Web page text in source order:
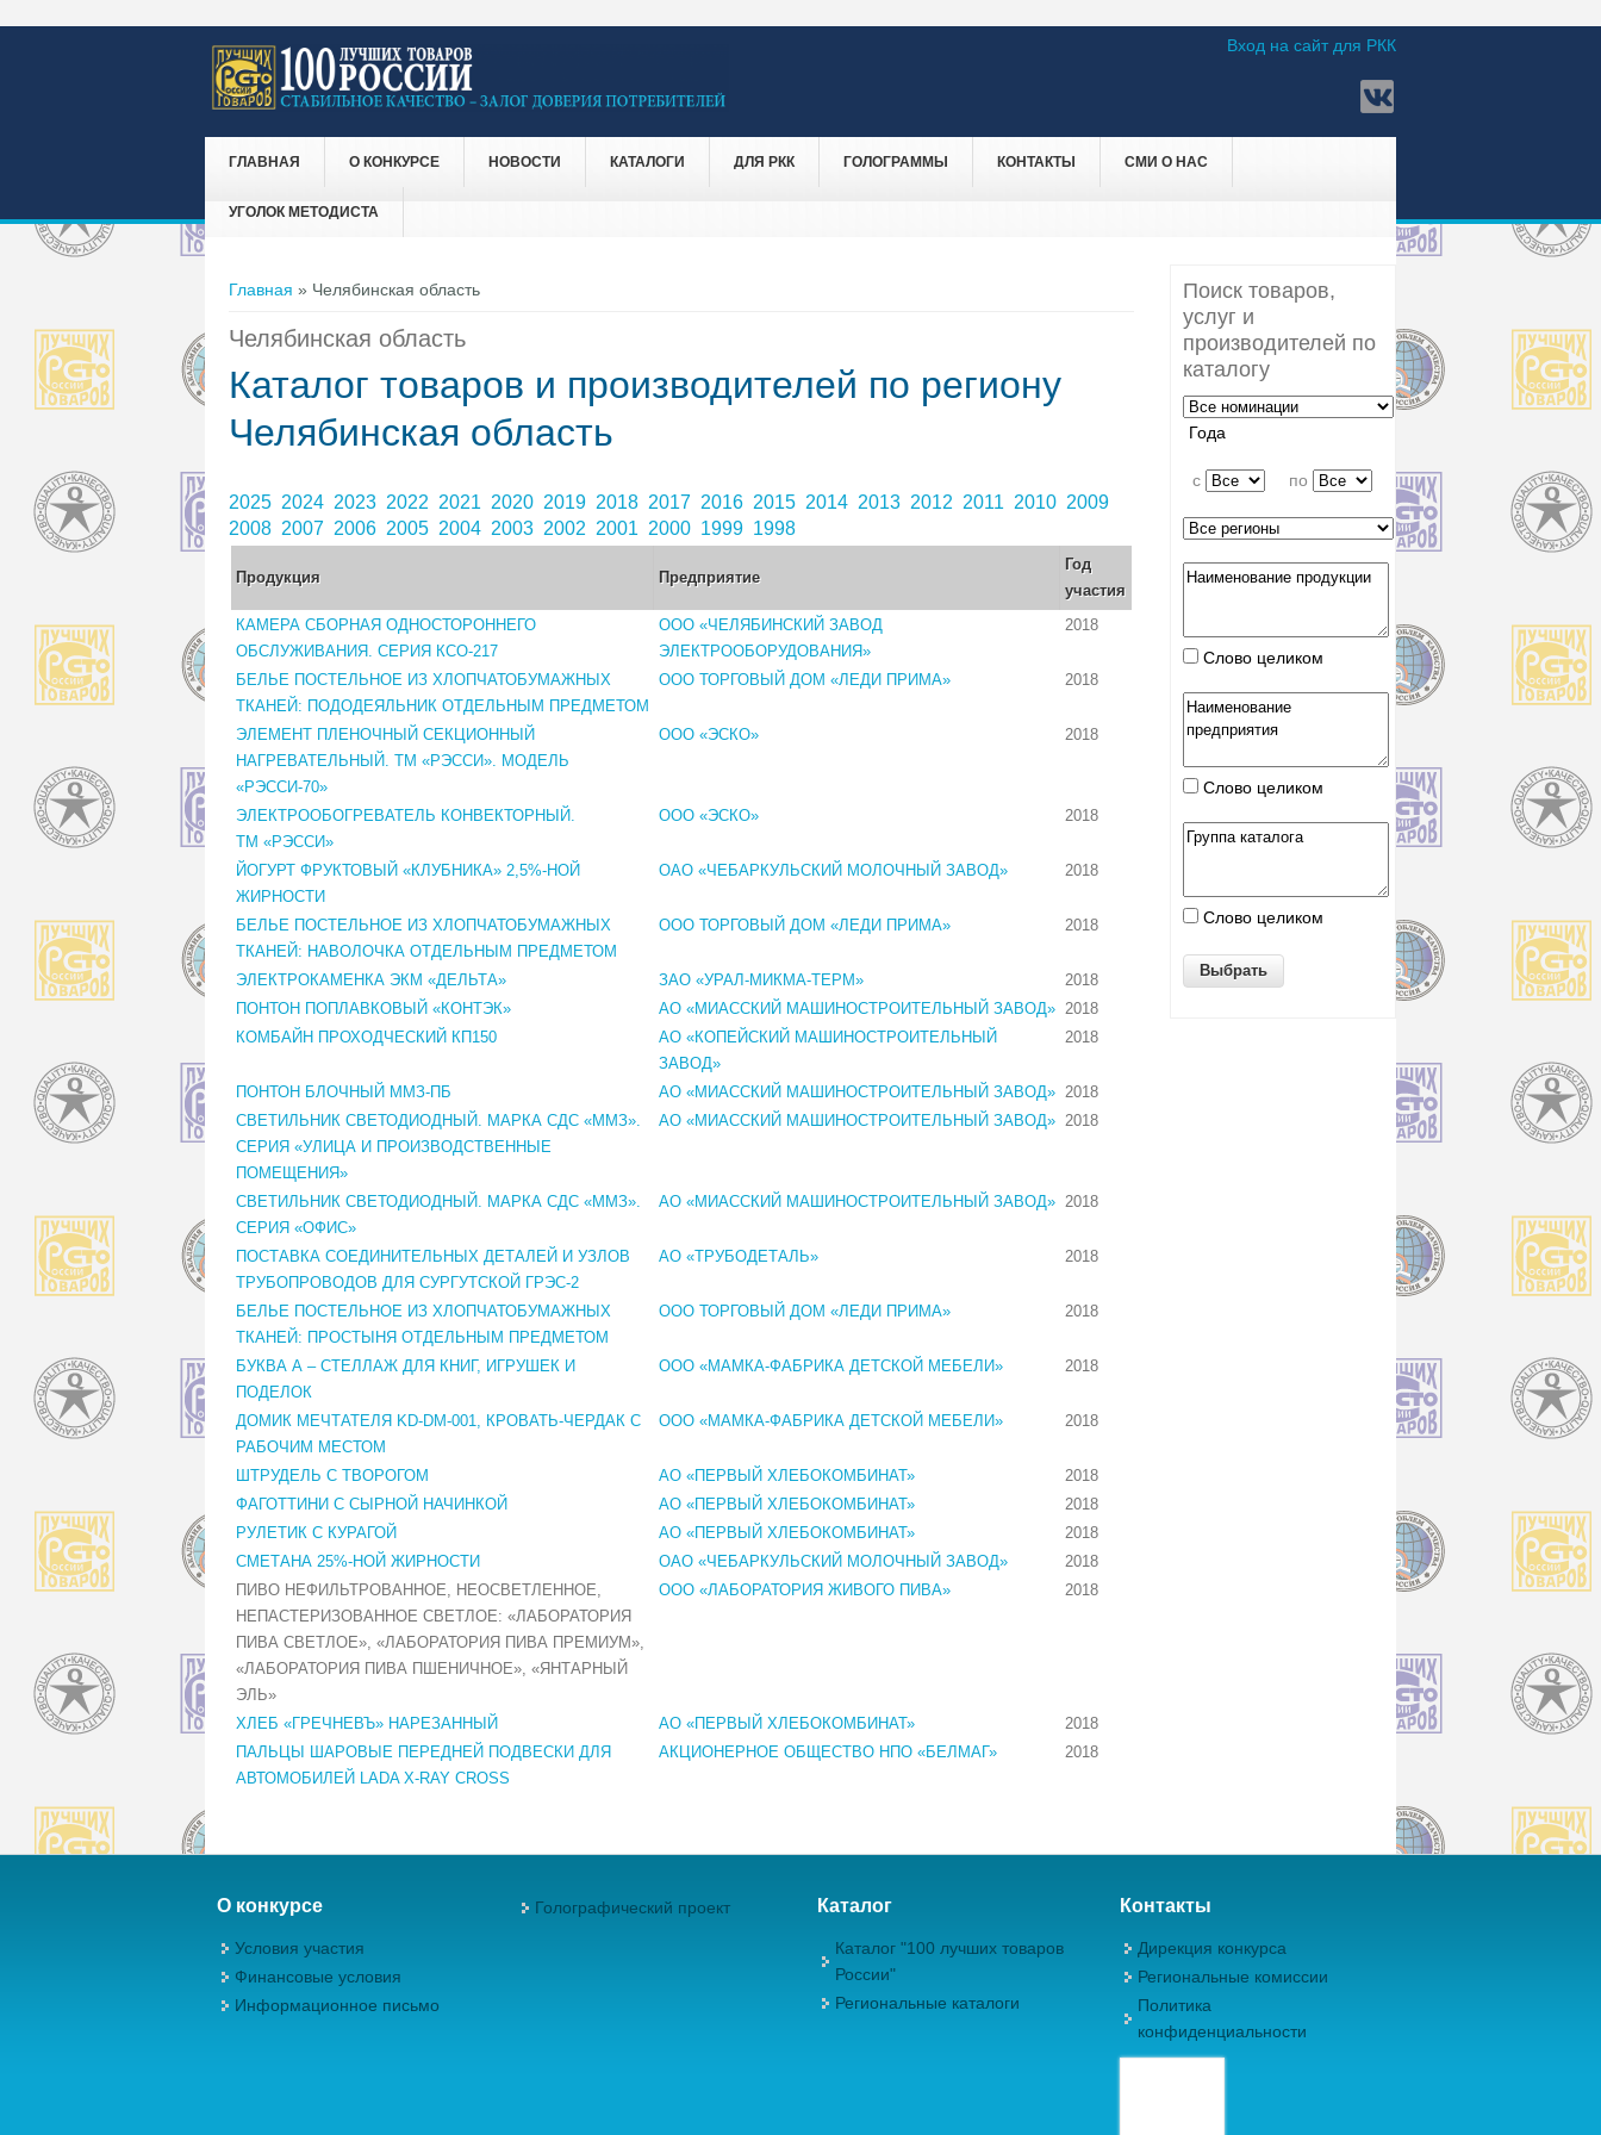
Вход на сайт для РКК
ГЛАВНАЯ О КОНКУРСЕ НОВОСТИ КАТАЛОГИ ДЛЯ РКК ГОЛОГРАММЫ КОНТАКТЫ СМИ О НАС
УГОЛОК МЕТОДИСТА
Вы здесь
Главная » Челябинская область
Челябинская область
Каталог товаров и производителей по региону
Челябинская область
2025 2024 2023 2022 2021 2020 2019 2018 2017 2016 2015 2014 2013 2012 2011 2010 2009
2008 2007 2006 2005 2004 2003 2002 2001 2000 1999 1998
Продукция Предприятие
Год
участия
КАМЕРА СБОРНАЯ ОДНОСТОРОННЕГО
ОБСЛУЖИВАНИЯ. СЕРИЯ КСО-217
ООО «ЧЕЛЯБИНСКИЙ ЗАВОД
ЭЛЕКТРООБОРУДОВАНИЯ»
2018
БЕЛЬЕ ПОСТЕЛЬНОЕ ИЗ ХЛОПЧАТОБУМАЖНЫХ
ТКАНЕЙ: ПОДОДЕЯЛЬНИК ОТДЕЛЬНЫМ ПРЕДМЕТОМ
OOO ТОРГОВЫЙ ДОМ «ЛЕДИ ПРИМА» 2018
ЭЛЕМЕНТ ПЛЕНОЧНЫЙ СЕКЦИОННЫЙ
НАГРЕВАТЕЛЬНЫЙ. ТМ «РЭССИ». МОДЕЛЬ
«РЭССИ-70»
ООО «ЭСКО» 2018
ЭЛЕКТРООБОГРЕВАТЕЛЬ КОНВЕКТОРНЫЙ.
ТМ «РЭССИ»
ООО «ЭСКО» 2018
ЙОГУРТ ФРУКТОВЫЙ «КЛУБНИКА» 2,5%-НОЙ
ЖИРНОСТИ
ОАО «ЧЕБАРКУЛЬСКИЙ МОЛОЧНЫЙ ЗАВОД» 2018
БЕЛЬЕ ПОСТЕЛЬНОЕ ИЗ ХЛОПЧАТОБУМАЖНЫХ
ТКАНЕЙ: НАВОЛОЧКА ОТДЕЛЬНЫМ ПРЕДМЕТОМ
OOO ТОРГОВЫЙ ДОМ «ЛЕДИ ПРИМА» 2018
ЭЛЕКТРОКАМЕНКА ЭКМ «ДЕЛЬТА» ЗАО «УРАЛ-МИКМА-ТЕРМ»
2018
ПОНТОН ПОПЛАВКОВЫЙ «КОНТЭК»
АО «МИАССКИЙ МАШИНОСТРОИТЕЛЬНЫЙ ЗАВОД» 2018
КОМБАЙН ПРОХОДЧЕСКИЙ КП150
АО «КОПЕЙСКИЙ МАШИНОСТРОИТЕЛЬНЫЙ
ЗАВОД»
2018
ПОНТОН БЛОЧНЫЙ ММЗ-ПБ АО «МИАССКИЙ МАШИНОСТРОИТЕЛЬНЫЙ ЗАВОД» 2018
СВЕТИЛЬНИК СВЕТОДИОДНЫЙ. МАРКА СДС «ММЗ».
СЕРИЯ «УЛИЦА И ПРОИЗВОДСТВЕННЫЕ
ПОМЕЩЕНИЯ»
АО «МИАССКИЙ МАШИНОСТРОИТЕЛЬНЫЙ ЗАВОД» 2018
СВЕТИЛЬНИК СВЕТОДИОДНЫЙ. МАРКА СДС «ММЗ».
СЕРИЯ «ОФИС»
АО «МИАССКИЙ МАШИНОСТРОИТЕЛЬНЫЙ ЗАВОД» 2018
ПОСТАВКА СОЕДИНИТЕЛЬНЫХ ДЕТАЛЕЙ И УЗЛОВ
ТРУБОПРОВОДОВ ДЛЯ СУРГУТСКОЙ ГРЭС-2
АО «ТРУБОДЕТАЛЬ» 2018
БЕЛЬЕ ПОСТЕЛЬНОЕ ИЗ ХЛОПЧАТОБУМАЖНЫХ
ТКАНЕЙ: ПРОСТЫНЯ ОТДЕЛЬНЫМ ПРЕДМЕТОМ
OOO ТОРГОВЫЙ ДОМ «ЛЕДИ ПРИМА» 2018
БУКВА А – СТЕЛЛАЖ ДЛЯ КНИГ, ИГРУШЕК И
ПОДЕЛОК
ООО «МАМКА-ФАБРИКА ДЕТСКОЙ МЕБЕЛИ» 2018
ДОМИК МЕЧТАТЕЛЯ KD-DM-001, КРОВАТЬ-ЧЕРДАК С
РАБОЧИМ МЕСТОМ
ООО «МАМКА-ФАБРИКА ДЕТСКОЙ МЕБЕЛИ» 2018
ШТРУДЕЛЬ С ТВОРОГОМ АО «ПЕРВЫЙ ХЛЕБОКОМБИНАТ»
2018
ФАГОТТИНИ С СЫРНОЙ НАЧИНКОЙ
АО «ПЕРВЫЙ ХЛЕБОКОМБИНАТ»
2018
РУЛЕТИК С КУРАГОЙ
АО «ПЕРВЫЙ ХЛЕБОКОМБИНАТ»
2018
СМЕТАНА 25%-НОЙ ЖИРНОСТИ
ОАО «ЧЕБАРКУЛЬСКИЙ МОЛОЧНЫЙ ЗАВОД»
2018
ПИВО НЕФИЛЬТРОВАННОЕ, НЕОСВЕТЛЕННОЕ,
НЕПАСТЕРИЗОВАННОЕ СВЕТЛОЕ: «ЛАБОРАТОРИЯ
ПИВА СВЕТЛОЕ», «ЛАБОРАТОРИЯ ПИВА ПРЕМИУМ»,
«ЛАБОРАТОРИЯ ПИВА ПШЕНИЧНОЕ», «ЯНТАРНЫЙ
ЭЛЬ»
ООО «ЛАБОРАТОРИЯ ЖИВОГО ПИВА» 2018
ХЛЕБ «ГРЕЧНЕВЪ» НАРЕЗАННЫЙ АО «ПЕРВЫЙ ХЛЕБОКОМБИНАТ»
2018
ПАЛЬЦЫ ШАРОВЫЕ ПЕРЕДНЕЙ ПОДВЕСКИ ДЛЯ
АВТОМОБИЛЕЙ LADA X-RAY CROSS
АКЦИОНЕРНОЕ ОБЩЕСТВО НПО «БЕЛМАГ» 2018
Поиск товаров,
услуг и
производителей по
каталогу
Года
c по
Слово целиком
Слово целиком
Слово целиком
О конкурсе
Условия участия
Финансовые условия
Информационное письмо
Голографический проект Каталог
Каталог "100 лучших товаров
России"
Региональные каталоги
Контакты
Дирекция конкурса
Региональные комиссии
Политика
конфиденциальности